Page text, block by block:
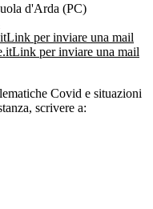
d'Arda (PC)
Link per inviare una mail
Link per inviare una mail
Covid e situazioni
scrivere a: